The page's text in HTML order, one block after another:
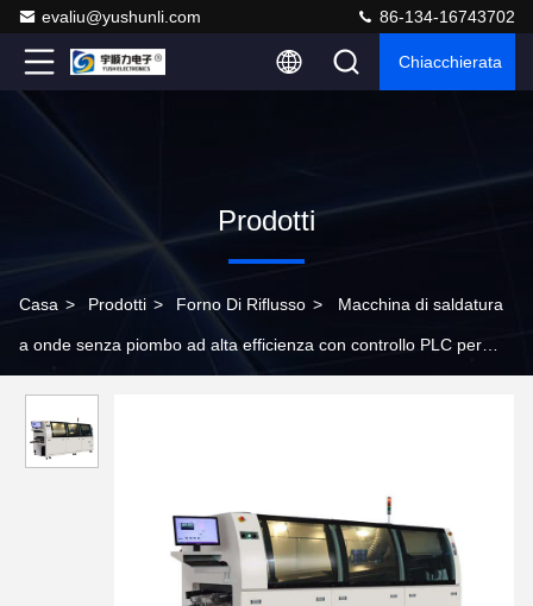
evaliu@yushunli.com 86-134-16743702
Chiacchierata
Prodotti
Casa > Prodotti > Forno Di Riflusso > Macchina di saldatura
a onde senza piombo ad alta efficienza con controllo PLC per